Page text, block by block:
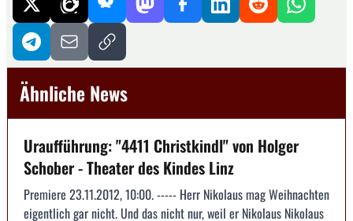
Ähnliche News
Uraufführung: "4411 Christkindl" von Holger
Schober - Theater des Kindes Linz
Premiere 23.11.2012, 10:00. ----- Herr Nikolaus mag Weihnachten
eigentlich gar nicht. Und das nicht nur, weil er Nikolaus Nikolaus